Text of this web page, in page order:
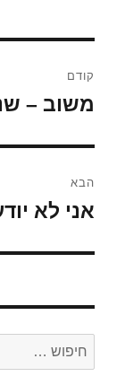
קודם
הפוסט
משוב –
הבא
הפוסט
אני לא
חפש: